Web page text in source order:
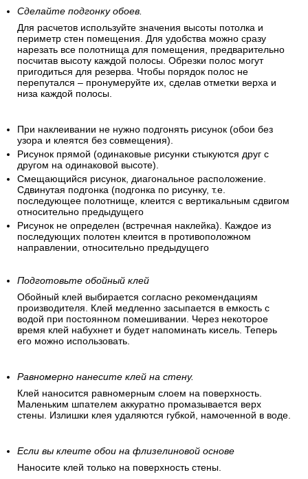
Сделайте подгонку обоев.
Для расчетов используйте значения высоты потолка и
периметр стен помещения. Для удобства можно сразу
нарезать все полотнища для помещения, предварительно
посчитав высоту каждой полосы. Обрезки полос могут
пригодиться для резерва. Чтобы порядок полос не
перепутался – пронумеруйте их, сделав отметки верха и
низа каждой полосы.
При наклеивании не нужно подгонять рисунок (обои без
узора и клеятся без совмещения).
Рисунок прямой (одинаковые рисунки стыкуются друг с
другом на одинаковой высоте).
Смещающийся рисунок, диагональное расположение.
Сдвинутая подгонка (подгонка по рисунку, т.е.
последующее полотнище, клеится с вертикальным сдвигом
относительно предыдущего
Рисунок не определен (встречная наклейка). Каждое из
последующих полотен клеится в противоположном
направлении, относительно предыдущего
Подготовьте обойный клей
Обойный клей выбирается согласно рекомендациям
производителя. Клей медленно засыпается в емкость с
водой при постоянном помешивании. Через некоторое
время клей набухнет и будет напоминать кисель. Теперь
его можно использовать.
Равномерно нанесите клей на стену.
Клей наносится равномерным слоем на поверхность.
Маленьким шпателем аккуратно промазывается верх
стены. Излишки клея удаляются губкой, намоченной в воде.
Если вы клеите обои на флизелиновой основе
Наносите клей только на поверхность стены.